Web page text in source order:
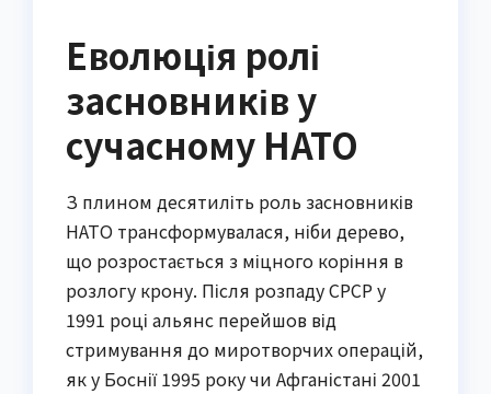
Еволюція ролі
засновників у
сучасному НАТО
З плином десятиліть роль засновників
НАТО трансформувалася, ніби дерево,
що розростається з міцного коріння в
розлогу крону. Після розпаду СРСР у
1991 році альянс перейшов від
стримування до миротворчих операцій,
як у Боснії 1995 року чи Афганістані 2001